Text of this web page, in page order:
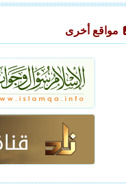
مواقع أخرى